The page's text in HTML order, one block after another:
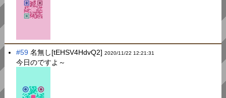
#59 名無し[tEHSV4HdvQ2]2020/11/22 12:21:31
今日のですよ～